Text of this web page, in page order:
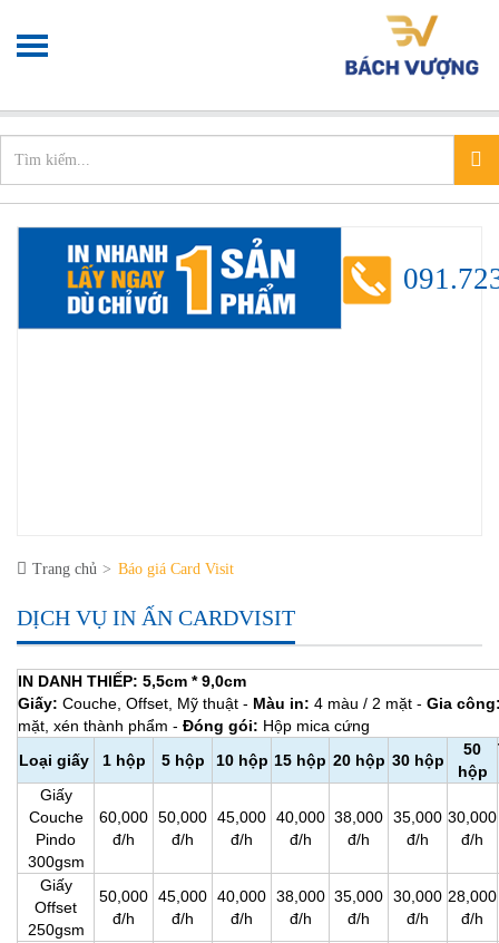
Trang chủ Báo giá Card Visit
DỊCH VỤ IN ẤN CARDVISIT
IN DANH THIẾP: 5,5cm * 9,0cm
Giấy: Couche, Offset, Mỹ thuật - Màu in: 4 màu / 2 mặt - Gia
mặt, xén thành phẩm - Đóng gói: Hộp mica cứng
Loại giấy
1 hộp 5 hộp 10 hộp 15 hộp 20 hộp 30 hộp
50
hộp
Giấy
Couche
Pindo
300gsm
60,000
đ/h
50,000
đ/h
45,000
đ/h
40,000
đ/h
38,000
đ/h
35,000
đ/h
30,000
đ/h
Giấy
Offset
250gsm
50,000
đ/h
45,000
đ/h
40,000
đ/h
38,000
đ/h
35,000
đ/h
30,000
đ/h
28,000
đ/h